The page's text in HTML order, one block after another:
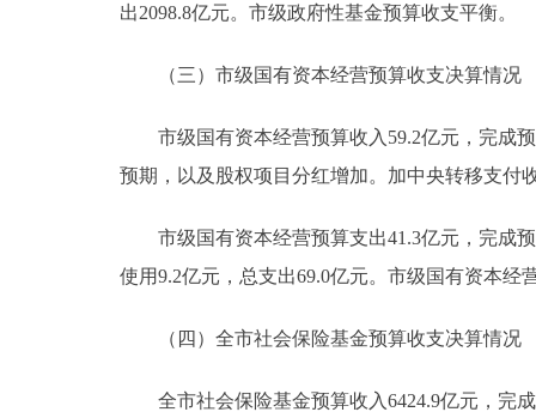
出2098.8亿元。市级政府性基金预算收支平衡。
（三）市级国有资本经营预算收支决算情况
市级国有资本经营预算收入59.2亿元，完成预
预期，以及股权项目分红增加。加中央转移支付
市级国有资本经营预算支出41.3亿元，完成预
使用9.2亿元，总支出69.0亿元。市级国有资本经
（四）全市社会保险基金预算收支决算情况
全市社会保险基金预算收入6424.9亿元，完成